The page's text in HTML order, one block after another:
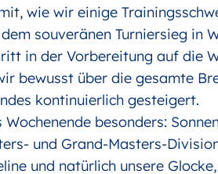
wie wir einige
souveränen Turniersieg in
in der Vorbereitung auf die
bewusst über die gesamte
kontinuierlich gesteigert.
besonders:
und Grand-Masters-
und natürlich unsere